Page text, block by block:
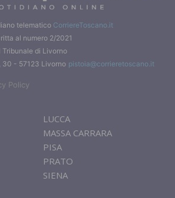
telematico CorriereToscano.it
al numero 2/2021
Tribunale di Livorno
30 - 57123 Livorno pistoia@corrieretoscano.it
Policy
LUCCA
MASSA CARRARA
PISA
PRATO
SIENA